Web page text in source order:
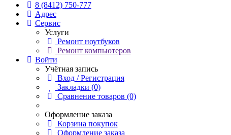
8 (8412) 750-777
Адрес
Сервис
Услуги
Ремонт ноутбуков
Ремонт компьютеров
Войти
Учётная запись
Вход / Регистрация
Закладки (0)
Сравнение товаров (0)
Оформление заказа
Корзина покупок
Оформление заказа